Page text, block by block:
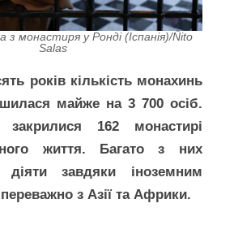
з монастиря у Ронді (Іспанія)/Ñito
Salas
років кількість монахинь
майже на 3 700 осіб.
162 монастирі
життя. Багато з них
діяти завдяки іноземним
з Азії та Африки.